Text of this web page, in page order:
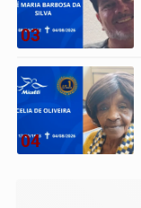
03
04